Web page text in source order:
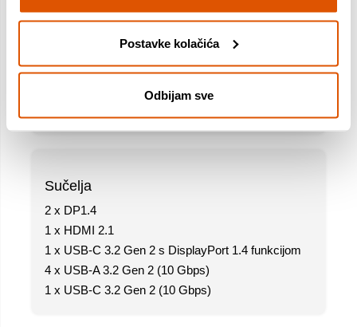
Postavke kolačića
Odbijam sve
Video rezolucija
4 x WQHD (3440 x 1440) @ 60Hz
3 x WQHD (3440 x 1440) @ 60Hz
2 x 5K (5120 x 2160) @ 60Hz
Sučelja
2 x DP1.4
1 x HDMI 2.1
1 x USB-C 3.2 Gen 2 s DisplayPort 1.4 funkcijom
4 x USB-A 3.2 Gen 2 (10 Gbps)
1 x USB-C 3.2 Gen 2 (10 Gbps)